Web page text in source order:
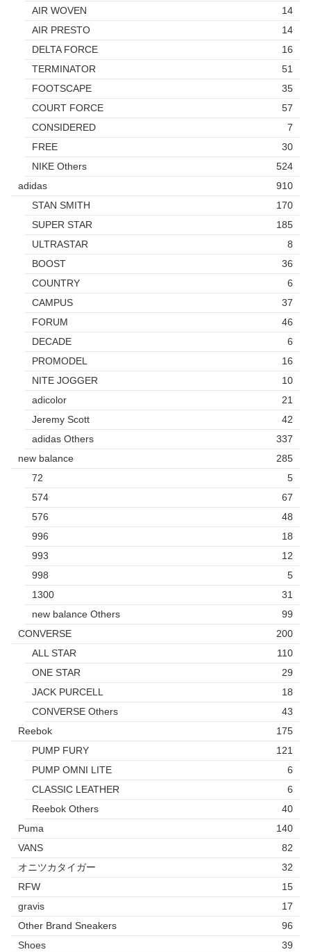
AIR WOVEN
14
AIR PRESTO
14
DELTA FORCE
16
TERMINATOR
51
FOOTSCAPE
35
COURT FORCE
57
CONSIDERED
7
FREE
30
NIKE Others
524
adidas
910
STAN SMITH
170
SUPER STAR
185
ULTRASTAR
8
BOOST
36
COUNTRY
6
CAMPUS
37
FORUM
46
DECADE
6
PROMODEL
16
NITE JOGGER
10
adicolor
21
Jeremy Scott
42
adidas Others
337
new balance
285
72
5
574
67
576
48
996
18
993
12
998
5
1300
31
new balance Others
99
CONVERSE
200
ALL STAR
110
ONE STAR
29
JACK PURCELL
18
CONVERSE Others
43
Reebok
175
PUMP FURY
121
PUMP OMNI LITE
6
CLASSIC LEATHER
6
Reebok Others
40
Puma
140
VANS
82
オニツカタイガー
32
RFW
15
gravis
17
Other Brand Sneakers
96
Shoes
39